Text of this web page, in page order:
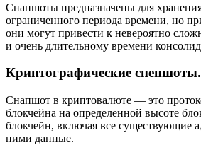
Снапшоты предназначены для
ограниченного периода времени, но
они могут привести к невероятно
и очень длительному времени
Криптографические снепшоты.
Снапшот в криптовалюте — это
блокчейна на определенной высоте
блокчейн, включая все существующие
ними данные.